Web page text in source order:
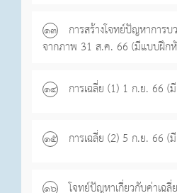
๑๓
การสร้างโจทย์ปัญหากา
จากภาพ 31 ส.ค. 66 (มีแบบฝึก
๑๔ การเฉลี่ย (1) 1 ก.ย. 66
๑๕ การเฉลี่ย (2) 5 ก.ย. 66
๑๖ โจทย์ปัญหาเกี่ยวกับค่าเฉ